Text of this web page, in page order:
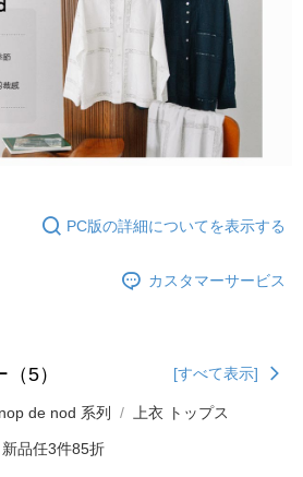
PC版の詳細についてを表示する
カスタマーサービス
5） [すべて表示]
de nod 系列 上衣 トップス
品任3件85折